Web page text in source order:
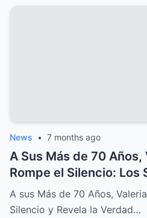
News • 7 months ago
A Sus Más de 70 Años,
Rompe el Silencio: Los
Sufrimientos de su
A sus Más de 70 Años,
Silencio y Revela la Verdad…